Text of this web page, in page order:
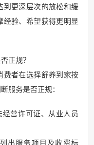
到更深层次的放松和缓
验、希望获得更明显
正规？
费者在选择舒养到家按
服务是否正规：
营许可证、从业人员
出服务项目及收费标